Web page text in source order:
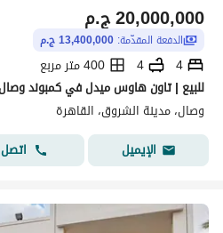
ج.م20,000,000
الدفعة المقدّمة: 13,400,000 ج.م
4
4
400 متر مربع
وصال، مدينة الشروق، القاهرة
الإيميل
اتصل